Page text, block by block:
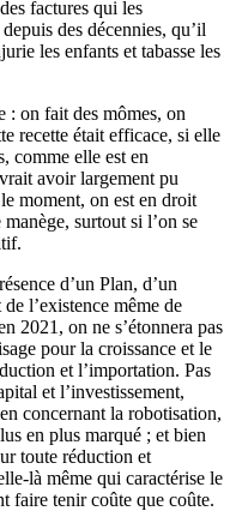
factures qui les
des décennies, qu’il
les enfants et tabasse les
: on fait des mômes, on
recette était efficace, si elle
comme elle est en
avoir largement pu
moment, on est en droit
surtout si l’on se
d’un Plan, d’un
l’existence même de
2021, on ne s’étonnera pas
pour la croissance et le
et l’importation. Pas
et l’investissement,
concernant la robotisation,
en plus marqué ; et bien
toute réduction et
là même qui caractérise le
faire tenir coûte que coûte.